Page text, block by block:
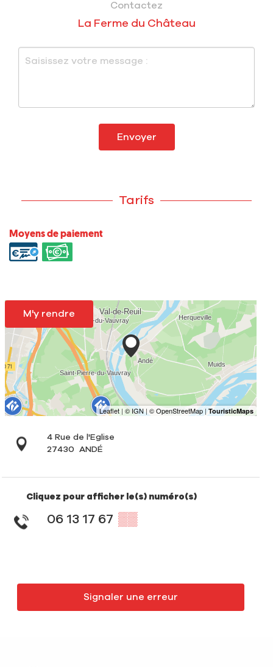
Contactez
La Ferme du Château
Envoyer
Tarifs
Moyens de paiement
M'y rendre
4 Rue de l'Eglise
27430
ANDÉ
Cliquez pour afficher le(s) numéro(s)
06 13 17 67 ▒▒
Signaler une erreur